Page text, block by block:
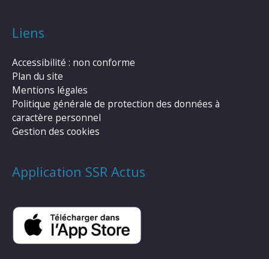
Liens
Accessibilité : non conforme
Plan du site
Mentions légales
Politique générale de protection des données à
caractère personnel
Gestion des cookies
Application SSR Actus